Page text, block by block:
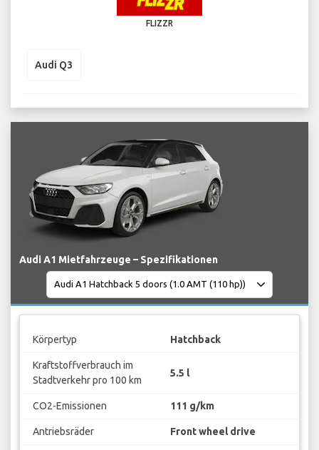
FLIZZR
Audi Q3
Audi A1 Mietfahrzeuge – Spezifikationen
Körpertyp Hatchback
Kraftstoffverbrauch im
Stadtverkehr pro 100 km
5.5 l
CO2-Emissionen 111 g/km
Antriebsräder Front wheel drive